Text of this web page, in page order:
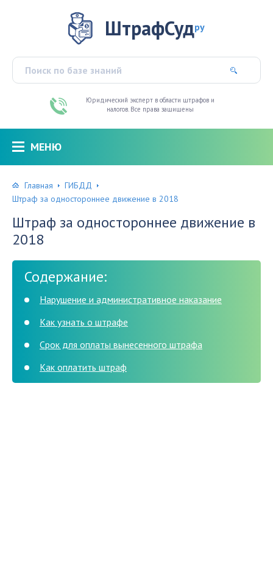
ШтрафСудру
Юридический эксперт в области штрафов и
налогов. Все права защищены
МЕНЮ
Главная
ГИБДД
Штраф за одностороннее движение в 2018
Штраф за одностороннее движение в
2018
Содержание:
Нарушение и административное наказание
Как узнать о штрафе
Срок для оплаты вынесенного штрафа
Как оплатить штраф